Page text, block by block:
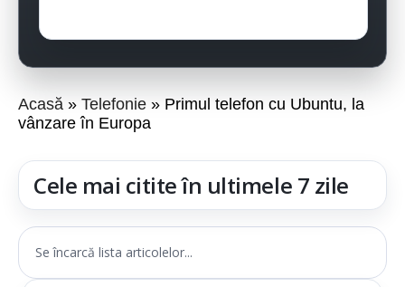
Acasă Telefonie
Primul telefon cu Ubuntu, la
vânzare în Europa
Cele mai citite în ultimele 7 zile
Se încarcă lista articolelor...